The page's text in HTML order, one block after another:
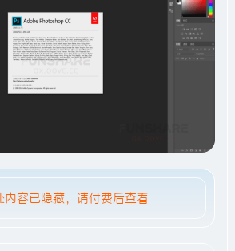
容已隐藏，请付费后查看